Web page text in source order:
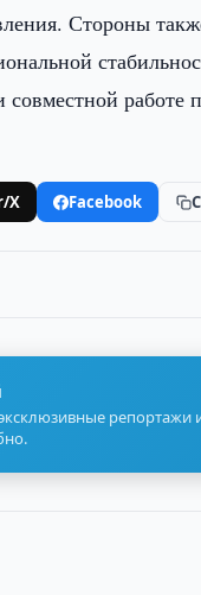
Стороны
работе
X Facebook
репортажи